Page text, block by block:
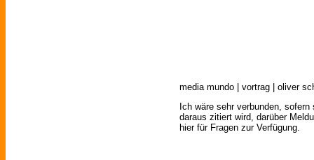
media mundo | vortrag | oliver
Ich wäre sehr verbunden,
daraus zitiert wird, darüber
hier für Fragen zur Verfügung.